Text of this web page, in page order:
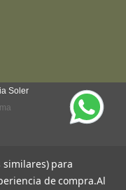
Soler
similares) para
de compra.Al